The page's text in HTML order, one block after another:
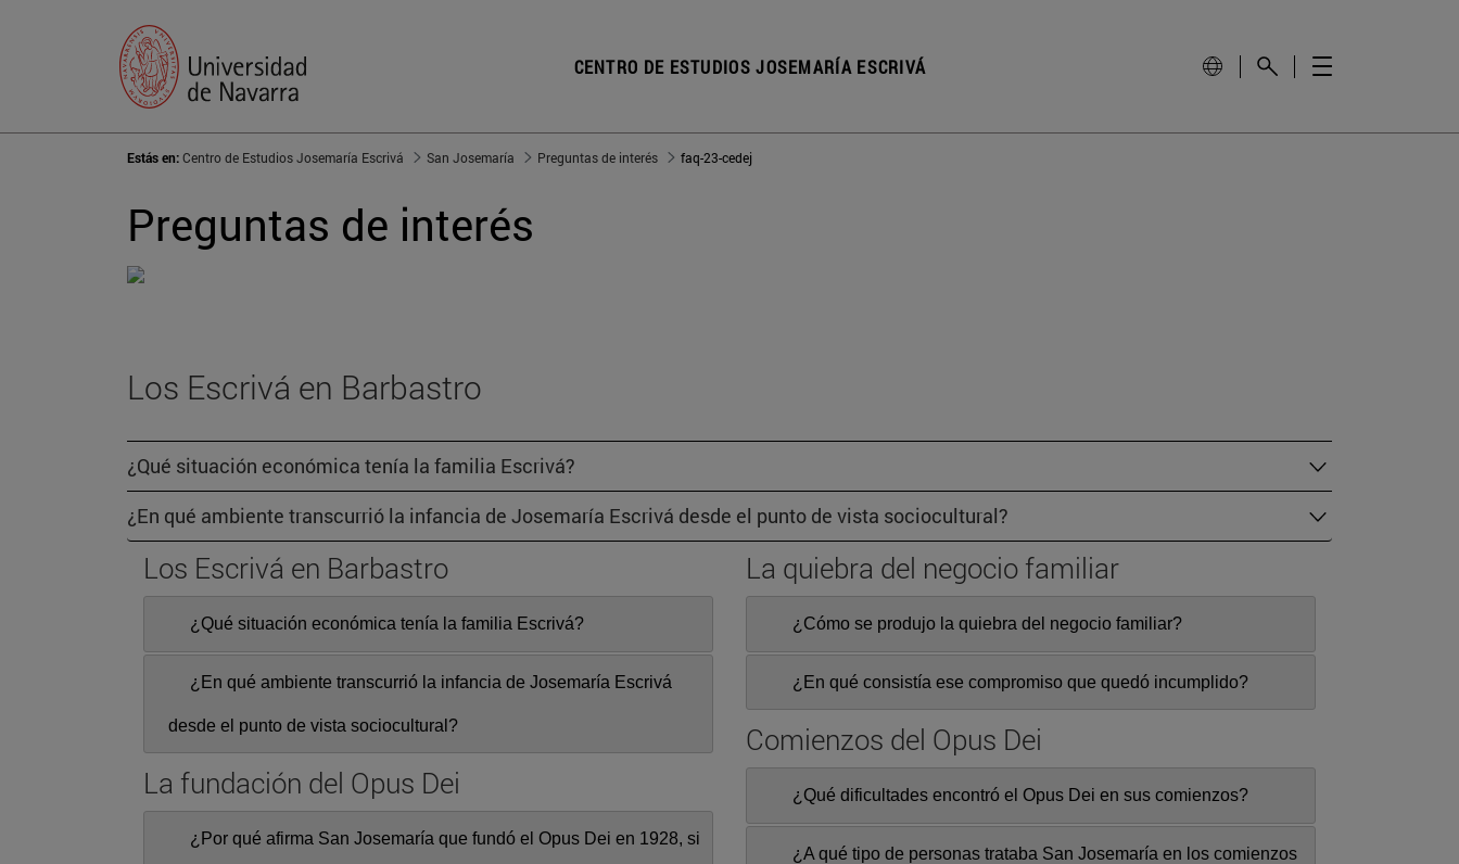
CENTRO DE ESTUDIOS JOSEMARÍA ESCRIVÁ
Estás en:Centro de Estudios Josemaría Escrivá San Josemaría Preguntas de interés faq-23-cedej
Preguntas de interés
Los Escrivá en Barbastro
¿Qué situación económica tenía la familia Escrivá?
¿En qué ambiente transcurrió la infancia de Josemaría Escrivá desde el punto de vista sociocultural?
Los Escrivá en Barbastro
¿Qué situación económica tenía la familia Escrivá?
¿En qué ambiente transcurrió la infancia de Josemaría Escrivá
desde el punto de vista sociocultural?
La fundación del Opus Dei
¿Por qué afirma San Josemaría que fundó el Opus Dei en 1928, si
La quiebra del negocio familiar
¿Cómo se produjo la quiebra del negocio familiar?
¿En qué consistía ese compromiso que quedó incumplido?
Comienzos del Opus Dei
¿Qué dificultades encontró el Opus Dei en sus comienzos?
¿A qué tipo de personas trataba San Josemaría en los comienzos